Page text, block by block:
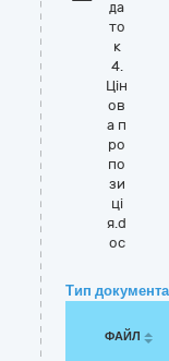
да
то
к
4.
Цін
ов
а п
ро
по
зи
ці
я.d
oc
Тип
ФАЙЛ